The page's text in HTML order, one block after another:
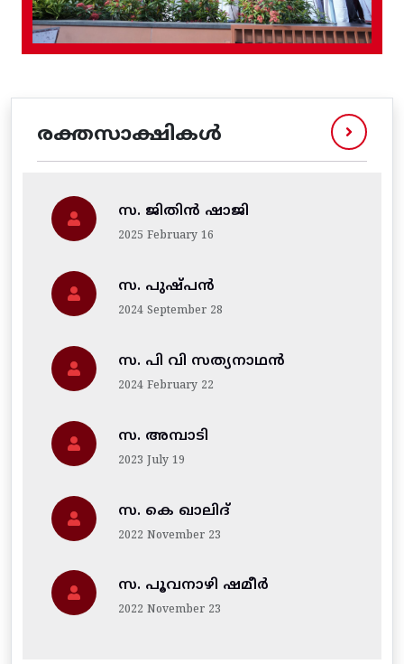
രക്തസാക്ഷികൾ
സ. ജിതിന്‍ ഷാജി
2025 February 16
സ. പുഷ്പൻ
2024 September 28
സ. പി വി സത്യനാഥൻ
2024 February 22
സ. അമ്പാടി
2023 July 19
സ. കെ ഖാലിദ്
2022 November 23
സ. പൂവനാഴി ഷമീർ
2022 November 23